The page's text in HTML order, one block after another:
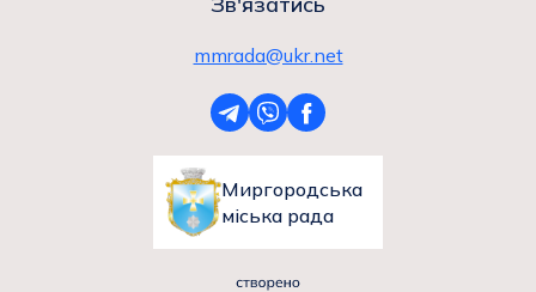
mmrada@ukr.net
Миргородська
міська рада